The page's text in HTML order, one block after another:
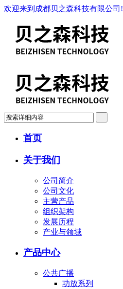
欢迎来到成都贝之森科技有限公司!
首页
关于我们
公司简介
公司文化
主营产品
组织架构
发展历程
产业与领域
产品中心
公共广播
功放系列